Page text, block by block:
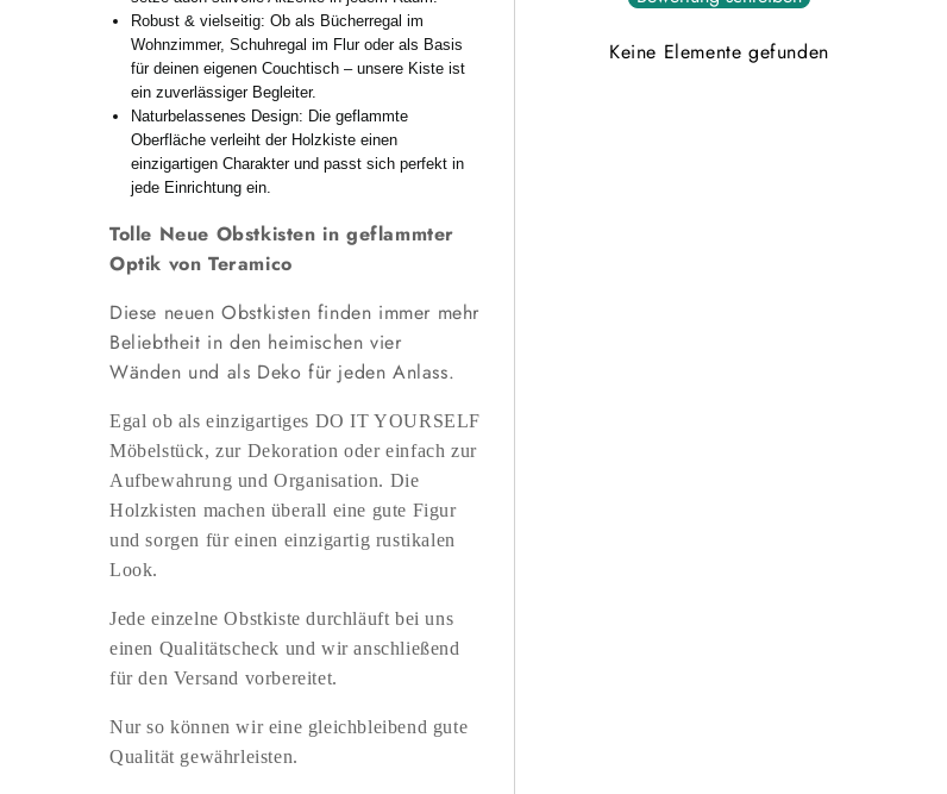
Robust & vielseitig: Ob als Bücherregal im
Wohnzimmer, Schuhregal im Flur oder als Basis
für deinen eigenen Couchtisch – unsere Kiste ist
ein zuverlässiger Begleiter.
Naturbelassenes Design: Die geflammte
Oberfläche verleiht der Holzkiste einen
einzigartigen Charakter und passt sich perfekt in
jede Einrichtung ein.
Tolle Neue Obstkisten in geflammter
Optik von Teramico
Diese neuen Obstkisten finden immer mehr
Beliebtheit in den heimischen vier
Wänden und als Deko für jeden Anlass.
Egal ob als einzigartiges DO IT YOURSELF
Möbelstück, zur Dekoration oder einfach zur
Aufbewahrung und Organisation. Die
Holzkisten machen überall eine gute Figur
und sorgen für einen einzigartig rustikalen
Look.
Jede einzelne Obstkiste durchläuft bei uns
einen Qualitätscheck und wir anschließend
für den Versand vorbereitet.
Nur so können wir eine gleichbleibend gute
Qualität gewährleisten.
Keine Elemente gefunden